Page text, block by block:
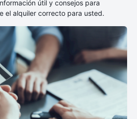
útil y consejos para
el alquiler correcto para usted.